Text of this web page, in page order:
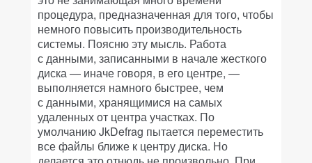
процедура, предназначенная для того, чтобы
немного повысить производительность
системы. Поясню эту мысль. Работа
с данными, записанными в начале жесткого
диска — иначе говоря, в его центре, —
выполняется намного быстрее, чем
с данными, хранящимися на самых
удаленных от центра участках. По
умолчанию JkDefrag пытается переместить
все файлы ближе к центру диска. Но